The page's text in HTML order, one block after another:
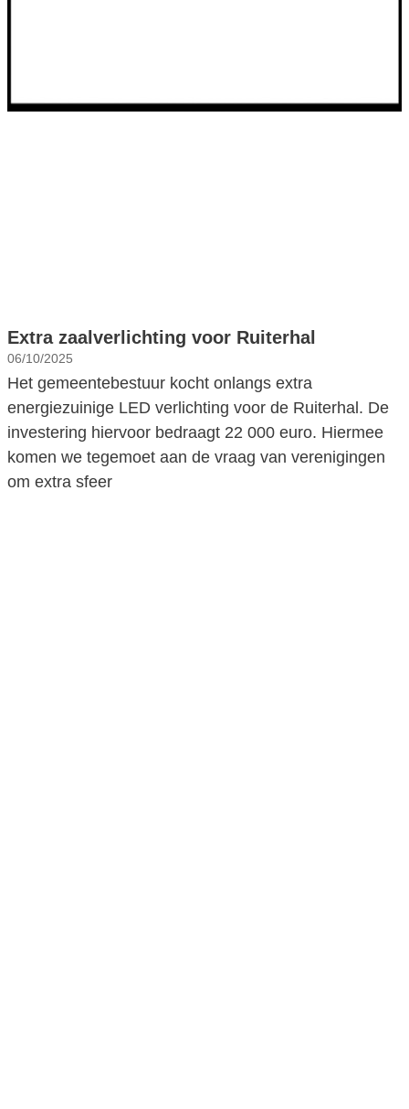
Extra zaalverlichting voor Ruiterhal
06/10/2025
Het gemeentebestuur kocht onlangs extra
energiezuinige LED verlichting voor de Ruiterhal. De
investering hiervoor bedraagt 22 000 euro. Hiermee
komen we tegemoet aan de vraag van verenigingen
om extra sfeer